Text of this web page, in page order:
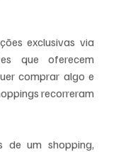
exclusivas via
que oferecem
comprar algo e
recorreram
de um shopping,